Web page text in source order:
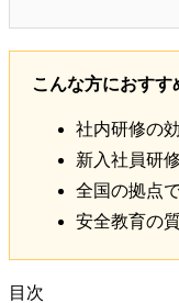
こんな方におすす
社内研修の
新入社員研
全国の拠点
安全教育の
目次